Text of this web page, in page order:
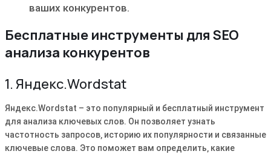
ваших конкурентов.
Бесплатные инструменты для SEO
анализа конкурентов
1. Яндекс.Wordstat
Яндекс.Wordstat – это популярный и бесплатный инструмент
для анализа ключевых слов. Он позволяет узнать
частотность запросов‚ историю их популярности и связанные
ключевые слова. Это поможет вам определить‚ какие